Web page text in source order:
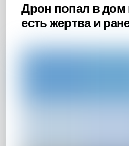
Дрон попал в дом
есть жертва и